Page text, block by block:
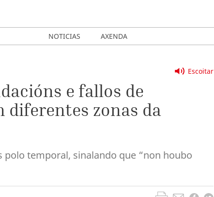
NOTICIAS AXENDA
Escoitar
e fallos de
zonas da
temporal, sinalando que “non houbo